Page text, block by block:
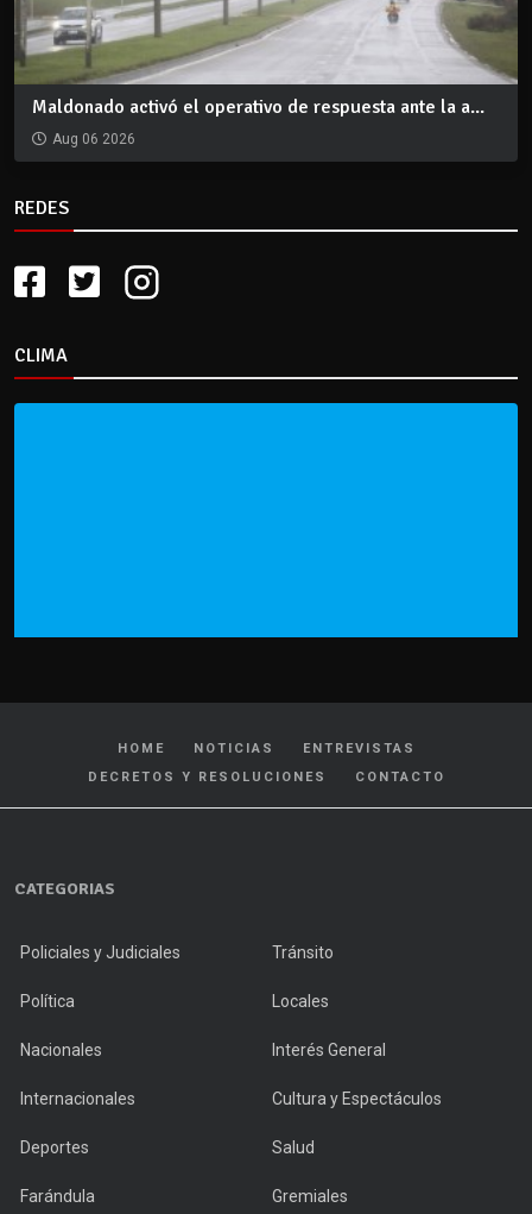
Maldonado activó el operativo de respuesta ante la a...
Aug 06 2026
REDES
CLIMA
HOME NOTICIAS
ENTREVISTAS
DECRETOS Y RESOLUCIONES
CONTACTO
CATEGORIAS
Policiales y Judiciales Tránsito
Política Locales
Nacionales Interés General
Internacionales Cultura y Espectáculos
Deportes Salud
Farándula Gremiales